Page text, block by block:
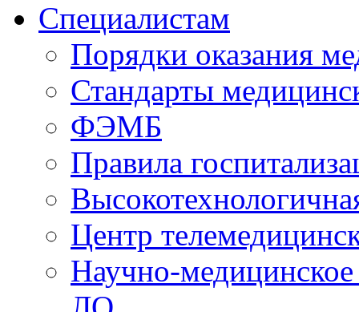
Специалистам
Порядки оказания
Стандарты
ФЭМБ
Правила
Центр
Научно-